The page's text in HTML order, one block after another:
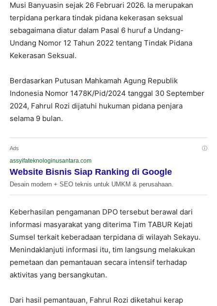
Musi Banyuasin sejak 26 Februari 2026. Ia merupakan
terpidana perkara tindak pidana kekerasan seksual
sebagaimana diatur dalam Pasal 6 huruf a Undang-
Undang Nomor 12 Tahun 2022 tentang Tindak Pidana
Kekerasan Seksual.
Berdasarkan Putusan Mahkamah Agung Republik
Indonesia Nomor 1478K/Pid/2024 tanggal 30 September
2024, Fahrul Rozi dijatuhi hukuman pidana penjara
selama 9 bulan.
Ads ⓘ
assyifateknologinusantara.com
Website Bisnis Siap Ranking di Google
Desain modern + SEO teknis untuk UMKM & perusahaan.
Keberhasilan pengamanan DPO tersebut berawal dari
informasi masyarakat yang diterima Tim TABUR Kejati
Sumsel terkait keberadaan terpidana di wilayah Sekayu.
Menindaklanjuti informasi itu, tim langsung melakukan
pemetaan dan pemantauan secara intensif terhadap
aktivitas yang bersangkutan.
Dari hasil pemantauan, Fahrul Rozi diketahui kerap